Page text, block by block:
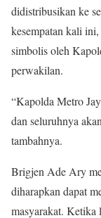
didistribusikan ke
kesempatan kali
simbolis oleh
perwakilan.
“Kapolda Metro
dan seluruhnya
tambahnya.
Brigjen Ade Ary
diharapkan dapat
masyarakat. Ketika